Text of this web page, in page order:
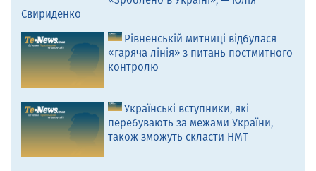
Свириденко
Рівненській митниці відбулася
«гаряча лінія» з питань постмитного
контролю
Українські вступники, які
перебувають за межами України,
також зможуть скласти НМТ